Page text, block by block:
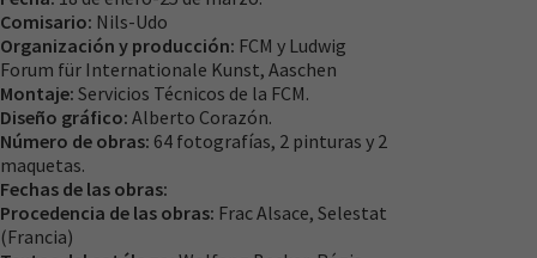
Comisario: Nils-Udo
Organización y producción: FCM y Ludwig
Forum für Internationale Kunst, Aaschen
Montaje: Servicios Técnicos de la FCM.
Diseño gráfico: Alberto Corazón.
Número de obras: 64 fotografías, 2 pinturas y 2
maquetas.
Fechas de las obras:
Procedencia de las obras: Frac Alsace, Selestat
(Francia)